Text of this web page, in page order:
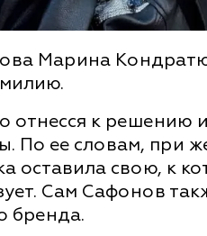
Марина
отнесся к решению
По ее словам, при
оставила свою, к
Сам Сафонов
бренда.